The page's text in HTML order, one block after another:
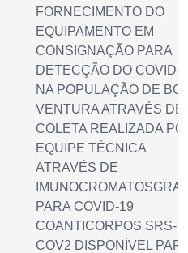
FORNECIMENTO DO
EQUIPAMENTO EM
CONSIGNAÇÃO PARA
DETECÇÃO DO COVID-
NA POPULAÇÃO DE
VENTURA ATRAVÉS DE
COLETA REALIZADA
EQUIPE TÉCNICA
ATRAVÉS DE
PARA COVID-19
COANTICORPOS SRS-
COV2 DISPONÍVEL